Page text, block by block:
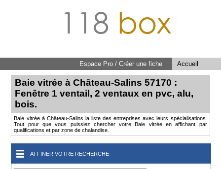
118 box
Accueil
Espace Pro / Créer une fiche
Baie vitrée à Château-Salins 57170 :
Fenêtre 1 ventail, 2 ventaux en pvc, alu,
bois.
Baie vitrée à Château-Salins la liste des entreprises avec leurs spécialisations.
Tout pour que vous puissiez chercher votre Baie vitrée en affichant par
qualifications et par zone de chalandise.
AFFINER VOTRE RECHERCHE